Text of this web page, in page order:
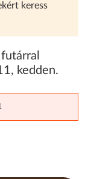
keress
, kedden.